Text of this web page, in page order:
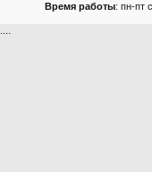
Время работы: пн-пт
....